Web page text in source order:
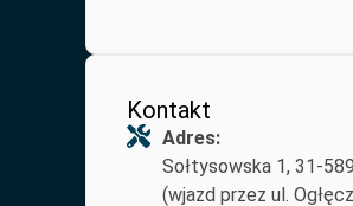
Kontakt
Adres:
Sołtysowska 1, 31-
(wjazd przez ul.